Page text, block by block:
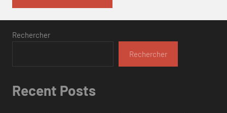
Rechercher
Rechercher
Recent Posts